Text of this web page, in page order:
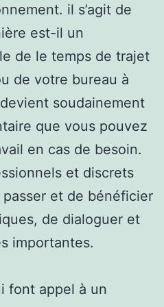
il s’agit de
est-il un
de le temps de trajet
de votre bureau à
soudainement
que vous pouvez
en cas de besoin.
et discrets
et de bénéficier
de dialoguer et
importantes.
font appel à un